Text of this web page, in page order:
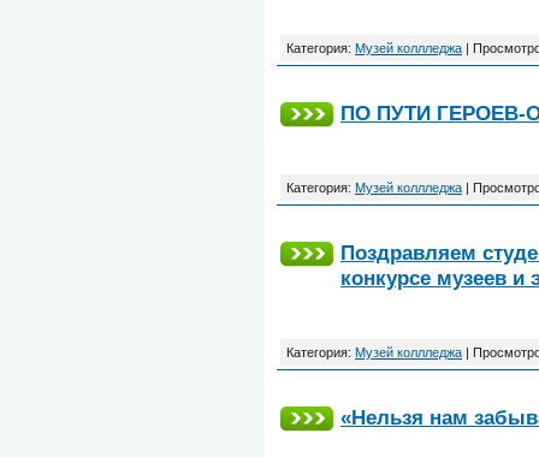
Категория: Музей коллледжа
ПО ПУТИ
Категория: Музей коллледжа
Поздравляем
конкурсе музеев и
Категория: Музей коллледжа
«Нельзя нам